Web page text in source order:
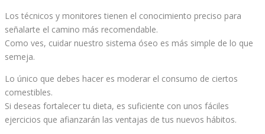
Los técnicos y monitores tienen el conocimiento preciso para
señalarte el camino más recomendable.
Como ves, cuidar nuestro sistema óseo es más simple de lo que
semeja.
Lo único que debes hacer es moderar el consumo de ciertos
comestibles.
Si deseas fortalecer tu dieta, es suficiente con unos fáciles
ejercicios que afianzarán las ventajas de tus nuevos hábitos.